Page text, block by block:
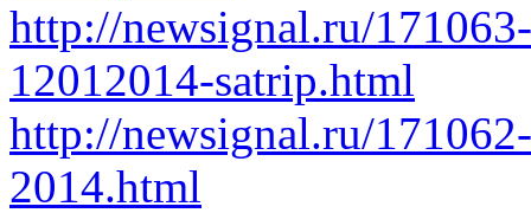
http://newsignal.ru/
12012014-satrip.html
http://newsignal.ru/
2014.html